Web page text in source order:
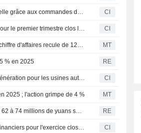
Supcon trace la voie vers l'autonomie opérationnelle grâce aux commandes définies par logiciel, aux modèles d'IA industrielle et aux plateformes d'IA agentique CI
Supcon Technology Co.,Ltd publie ses résultats pour le premier trimestre clos le 31 mars 2026 CI
SUPCON : le bénéfice chute de 60% en 2025, le chiffre d'affaires recule de 12% ; le titre perd 5% MT
% en 2025 RE
SUPCON dévoile ses technologies de nouvelle génération pour les usines autonomes à la Foire de Hanovre 2026 CI
2025 ; l'action grimpe de 4 % MT
Supcon Technology enregistre une perte nette de 62 à 74 millions de yuans sur la période janvier-février RE
Supcon Technology Co., Ltd publie ses résultats financiers pour l'exercice clos le 31 décembre 2025 CI